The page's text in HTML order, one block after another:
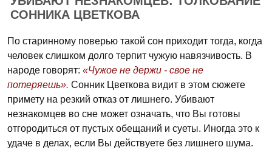
СОННИКА ЦВЕТКОВА
По старинному поверью такой сон приходит тогда, когда
человек слишком долго терпит чужую навязчивость. В
народе говорят: «Чужое не держи - свое не
потеряешь». Сонник Цветкова видит в этом сюжете
примету на резкий отказ от лишнего. Убивают
незнакомцев во сне может означать, что Вы готовы
отгородиться от пустых обещаний и суеты. Иногда это к
удаче в делах, если Вы действуете без лишнего шума.